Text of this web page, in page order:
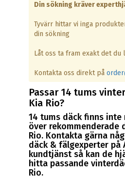
Din sökning kräver
Tyvärr hittar vi inga
din sökning
Låt oss ta fram exakt det
Kontakta oss direkt på
Passar 14 tums
Kia Rio?
14 tums däck finns inte
över rekommenderade
Rio. Kontakta gärna
däck & fälgexperter på
kundtjänst så kan de
hitta passande
Rio.